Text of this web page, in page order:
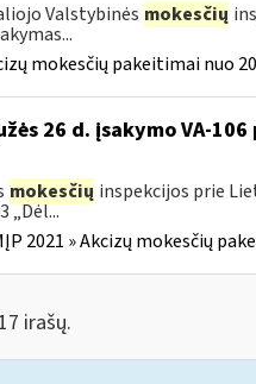
Valstybinės mokesčių
mokesčių pakeitimai nuo
26 d. įsakymo VA-
mokesčių inspekcijos prie
„Dėl...
2021 » Akcizų mokesčių
irašų.